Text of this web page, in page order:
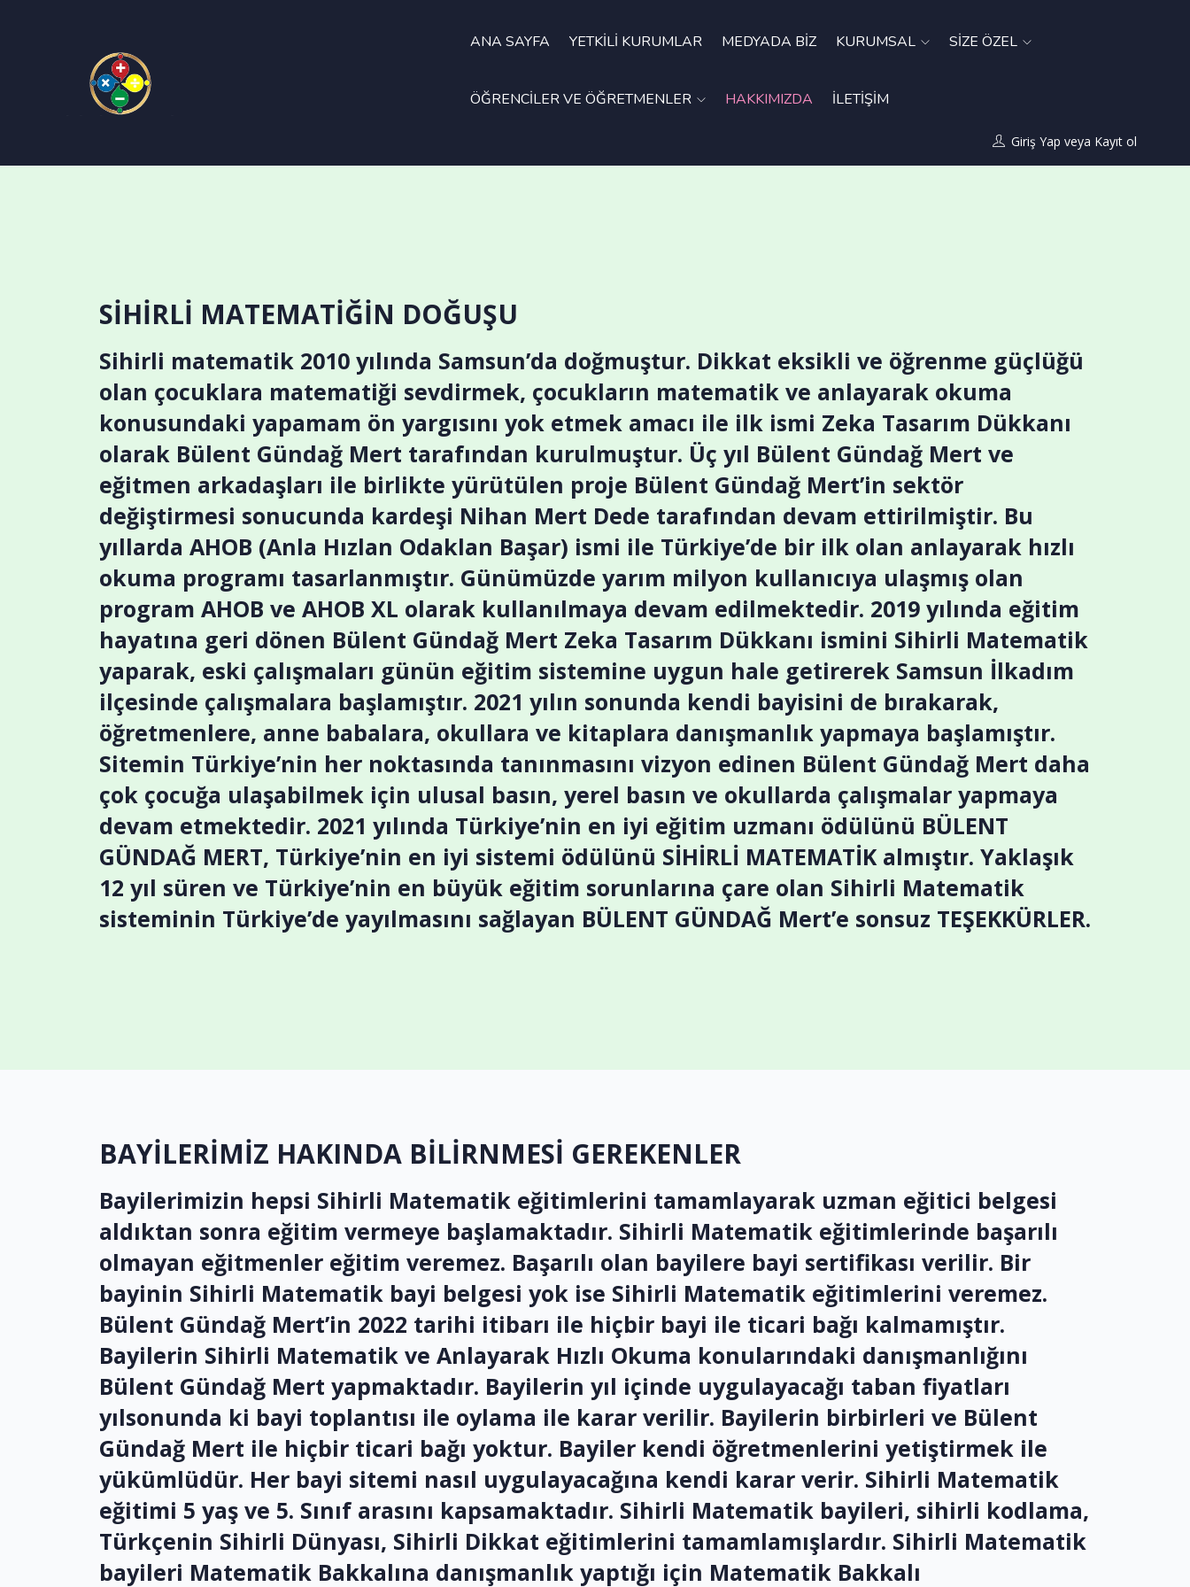
ANA SAYFA YETKILI KURUMLAR MEDYADA BIZ KURUMSAL SIZE ÖZEL
ÖĞRENCILER VE ÖĞRETMENLER HAKKIMIZDA İLETIŞIM
Giriş Yap veya Kayıt ol
SİHİRLİ MATEMATİĞİN DOĞUŞU
Sihirli matematik 2010 yılında Samsun’da doğmuştur. Dikkat eksikli ve öğrenme güçlüğü
olan çocuklara matematiği sevdirmek, çocukların matematik ve anlayarak okuma
konusundaki yapamam ön yargısını yok etmek amacı ile ilk ismi Zeka Tasarım Dükkanı
olarak Bülent Gündağ Mert tarafından kurulmuştur. Üç yıl Bülent Gündağ Mert ve
eğitmen arkadaşları ile birlikte yürütülen proje Bülent Gündağ Mert’in sektör
değiştirmesi sonucunda kardeşi Nihan Mert Dede tarafından devam ettirilmiştir. Bu
yıllarda AHOB (Anla Hızlan Odaklan Başar) ismi ile Türkiye’de bir ilk olan anlayarak hızlı
okuma programı tasarlanmıştır. Günümüzde yarım milyon kullanıcıya ulaşmış olan
program AHOB ve AHOB XL olarak kullanılmaya devam edilmektedir. 2019 yılında eğitim
hayatına geri dönen Bülent Gündağ Mert Zeka Tasarım Dükkanı ismini Sihirli Matematik
yaparak, eski çalışmaları günün eğitim sistemine uygun hale getirerek Samsun İlkadım
ilçesinde çalışmalara başlamıştır. 2021 yılın sonunda kendi bayisini de bırakarak,
öğretmenlere, anne babalara, okullara ve kitaplara danışmanlık yapmaya başlamıştır.
Sitemin Türkiye’nin her noktasında tanınmasını vizyon edinen Bülent Gündağ Mert daha
çok çocuğa ulaşabilmek için ulusal basın, yerel basın ve okullarda çalışmalar yapmaya
devam etmektedir. 2021 yılında Türkiye’nin en iyi eğitim uzmanı ödülünü BÜLENT
GÜNDAĞ MERT, Türkiye’nin en iyi sistemi ödülünü SİHİRLİ MATEMATİK almıştır. Yaklaşık
12 yıl süren ve Türkiye’nin en büyük eğitim sorunlarına çare olan Sihirli Matematik
sisteminin Türkiye’de yayılmasını sağlayan BÜLENT GÜNDAĞ Mert’e sonsuz TEŞEKKÜRLER.
BAYİLERİMİZ HAKINDA BİLİRNMESİ GEREKENLER
Bayilerimizin hepsi Sihirli Matematik eğitimlerini tamamlayarak uzman eğitici belgesi
aldıktan sonra eğitim vermeye başlamaktadır. Sihirli Matematik eğitimlerinde başarılı
olmayan eğitmenler eğitim veremez. Başarılı olan bayilere bayi sertifikası verilir. Bir
bayinin Sihirli Matematik bayi belgesi yok ise Sihirli Matematik eğitimlerini veremez.
Bülent Gündağ Mert’in 2022 tarihi itibarı ile hiçbir bayi ile ticari bağı kalmamıştır.
Bayilerin Sihirli Matematik ve Anlayarak Hızlı Okuma konularındaki danışmanlığını
Bülent Gündağ Mert yapmaktadır. Bayilerin yıl içinde uygulayacağı taban fiyatları
yılsonunda ki bayi toplantısı ile oylama ile karar verilir. Bayilerin birbirleri ve Bülent
Gündağ Mert ile hiçbir ticari bağı yoktur. Bayiler kendi öğretmenlerini yetiştirmek ile
yükümlüdür. Her bayi sitemi nasıl uygulayacağına kendi karar verir. Sihirli Matematik
eğitimi 5 yaş ve 5. Sınıf arasını kapsamaktadır. Sihirli Matematik bayileri, sihirli kodlama,
Türkçenin Sihirli Dünyası, Sihirli Dikkat eğitimlerini tamamlamışlardır. Sihirli Matematik
bayileri Matematik Bakkalına danışmanlık yaptığı için Matematik Bakkalı